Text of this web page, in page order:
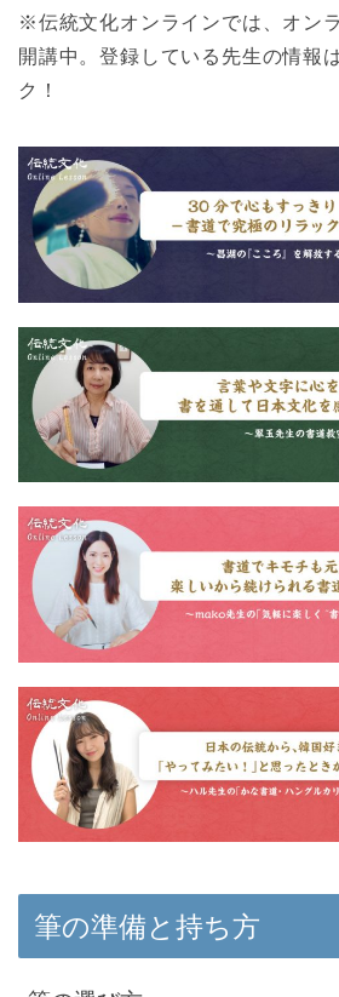
※伝統文化オンラインでは、オン
開講中。登録している先生の情報
ク！
筆の準備と持ち方